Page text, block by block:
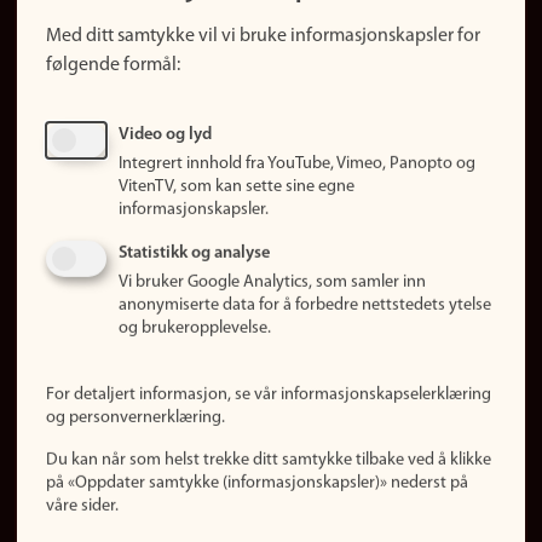
Finn studier
Ledige stillinger
Om nettstedet
Informasjonskapsler
Personvern
Logg inn
Med ditt samtykke vil vi bruke informasjonskapsler for
følgende formål:
Video og lyd
Integrert innhold fra YouTube, Vimeo, Panopto og
VitenTV, som kan sette sine egne
informasjonskapsler.
Statistikk og analyse
Vi bruker Google Analytics, som samler inn
anonymiserte data for å forbedre nettstedets ytelse
og brukeropplevelse.
For detaljert informasjon, se vår informasjonskapselerklæring
og personvernerklæring.
Du kan når som helst trekke ditt samtykke tilbake ved å klikke
på «Oppdater samtykke (informasjonskapsler)» nederst på
våre sider.